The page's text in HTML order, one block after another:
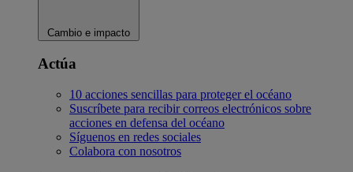
Cambio e impacto
Actúa
10 acciones sencillas para proteger el océano
Suscríbete para recibir correos electrónicos sobre
acciones en defensa del océano
Síguenos en redes sociales
Colabora con nosotros